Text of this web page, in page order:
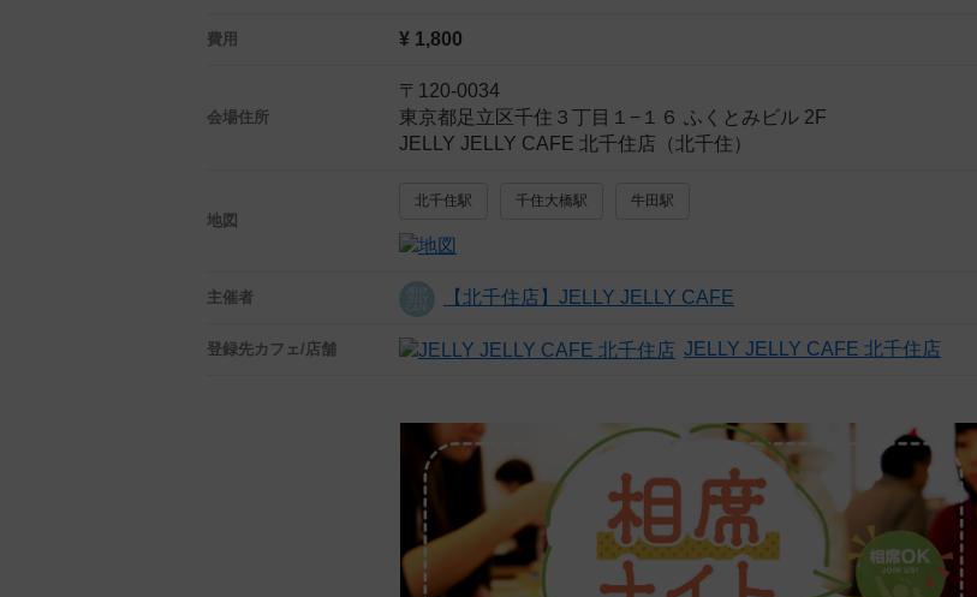
費用 ¥ 1,800
会場住所
〒120-0034
東京都足立区千住３丁目１−１６ ふくとみビル 2F
JELLY JELLY CAFE 北千住店（北千住）
地図
北千住駅 千住大橋駅 牛田駅
主催者 【北千住店】JELLY JELLY CAFE
登録先カフェ/店舗 JELLY JELLY CAFE 北千住店